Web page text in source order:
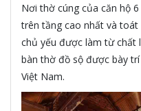
Nơi thờ cúng của căn hộ
trên tầng cao nhất và toát
chủ yếu được làm từ chất
bàn thờ đồ sộ được bày
Việt Nam.